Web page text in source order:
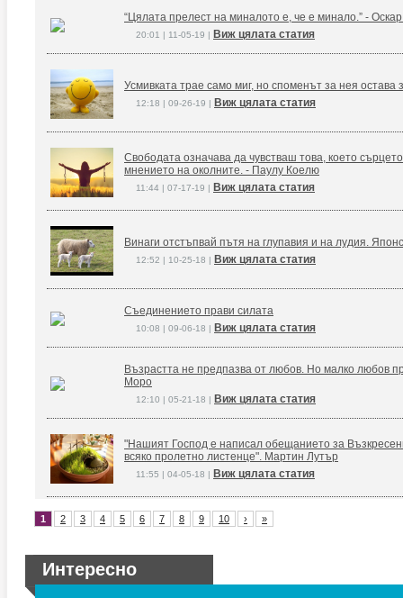
“Цялата прелест на миналото е, че е минало.” -
20:01 | 11-05-19 | Виж цялата статия
Усмивката трае само миг, но споменът за нея остава
12:18 | 09-26-19 | Виж цялата статия
Свободата означава да чувстваш това, което
мнението на околните. - Паулу Коелю
11:44 | 07-17-19 | Виж цялата статия
Винаги отстъпвай пътя на глупавия и на лудия.
12:52 | 10-25-18 | Виж цялата статия
Съединението прави силата
10:08 | 09-06-18 | Виж цялата статия
Възрастта не предпазва от любов. Но малко любов
Моро
12:10 | 05-21-18 | Виж цялата статия
"Нашият Господ е написал обещанието за
всяко пролетно листенце". Мартин Лутър
11:55 | 04-05-18 | Виж цялата статия
1 2 3 4 5 6 7 8 9 10 › »
Интересно